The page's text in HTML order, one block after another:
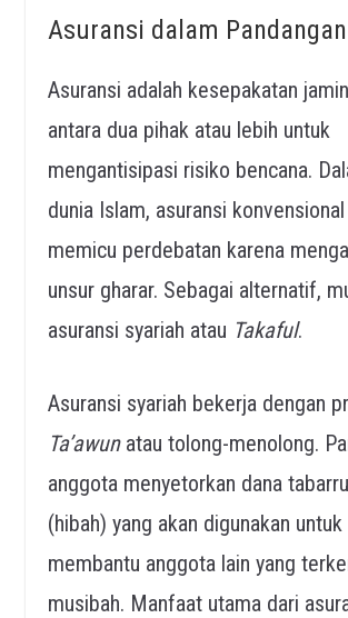
Asuransi dalam
Asuransi adalah kesepakatan
antara dua pihak atau lebih untuk
mengantisipasi risiko bencana.
dunia Islam, asuransi
memicu perdebatan karena
unsur gharar. Sebagai alternatif,
asuransi syariah atau Takaful.
Asuransi syariah bekerja dengan
Ta’awunatau tolong-menolong.
anggota menyetorkan dana
(hibah) yang akan digunakan untuk
membantu anggota lain yang
musibah. Manfaat utama dari